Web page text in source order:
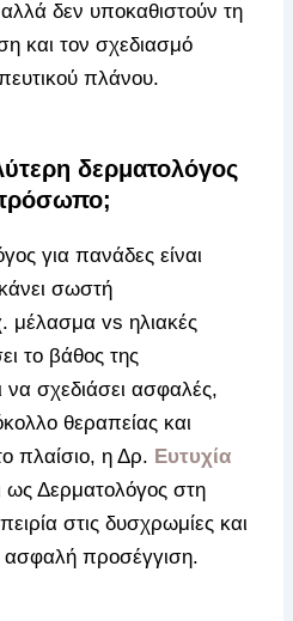
δεν υποκαθιστούν τη
και τον σχεδιασμό
πλάνου.
δερματολόγος
για πανάδες είναι
σωστή
μέλασμα vs ηλιακές
το βάθος της
σχεδιάσει ασφαλές,
θεραπείας και
πλαίσιο, η Δρ. Ευτυχία
ως Δερματολόγος στη
στις δυσχρωμίες και
ασφαλή προσέγγιση.